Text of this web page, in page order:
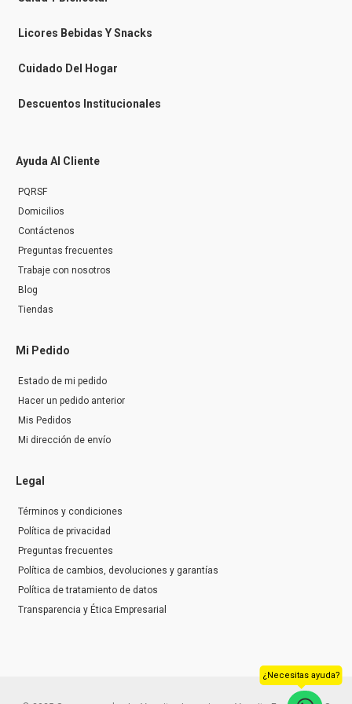
s
n
g
r
Licores Bebidas Y Snacks
Cuidado Del Hogar
Descuentos Institucionales
Ayuda Al Cliente
PQRSF
Domicilios
Contáctenos
Preguntas frecuentes
Trabaje con nosotros
Blog
Tiendas
Mi Pedido
Estado de mi pedido
Hacer un pedido anterior
Mis Pedidos
Mi dirección de envío
Legal
Términos y condiciones
Política de privacidad
Preguntas frecuentes
Política de cambios, devoluciones y garantías
Política de tratamiento de datos
Transparencia y Ética Empresarial
¿Necesitas ayuda?